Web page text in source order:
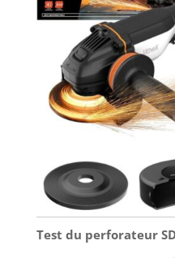
Test du perforateur